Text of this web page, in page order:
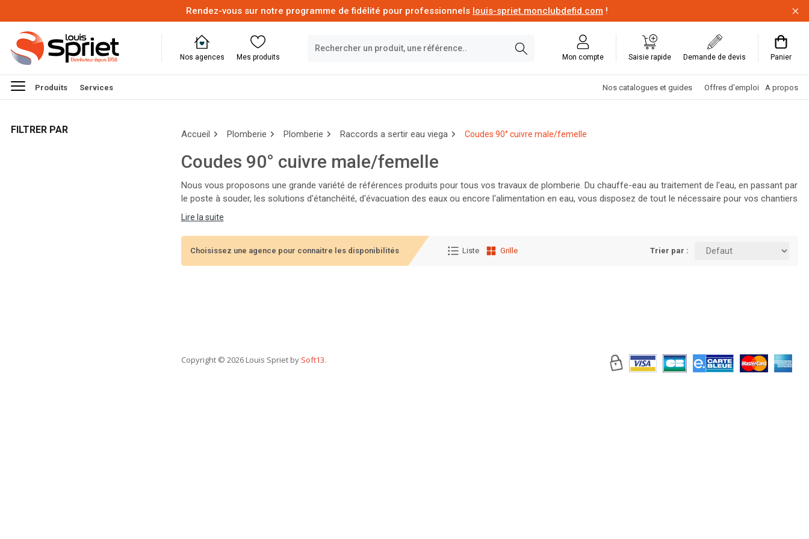
Rendez-vous sur notre programme de fidélité pour professionnels louis-spriet.monclubdefid.com !
Nos agences Mes produits Mon compte Saisie rapide Demande de devis Panier
Produits Services Nos catalogues et guides Offres d'emploi A propos
FILTRER PAR Accueil Plomberie Plomberie Raccords a sertir eau viega Coudes 90° cuivre male/femelle
Coudes 90° cuivre male/femelle
Nous vous proposons une grande variété de références produits pour tous vos travaux de plomberie. Du chauffe-eau au traitement de l'eau, en passant par
le poste à souder, les solutions d'étanchéité, d'évacuation des eaux ou encore l'alimentation en eau, vous disposez de tout le nécessaire pour vos chantiers
de rénovation ou de construction. Des milliers de produits de plomberie de grandes marques disponibles au meilleur prix, à portée de clic. C'est le moment
d'en profiter.
Lire la suite
Choisissez une agence pour connaitre les disponibilités Liste Grille Trier par :
Copyright© 2026 Louis Spriet by Soft13.